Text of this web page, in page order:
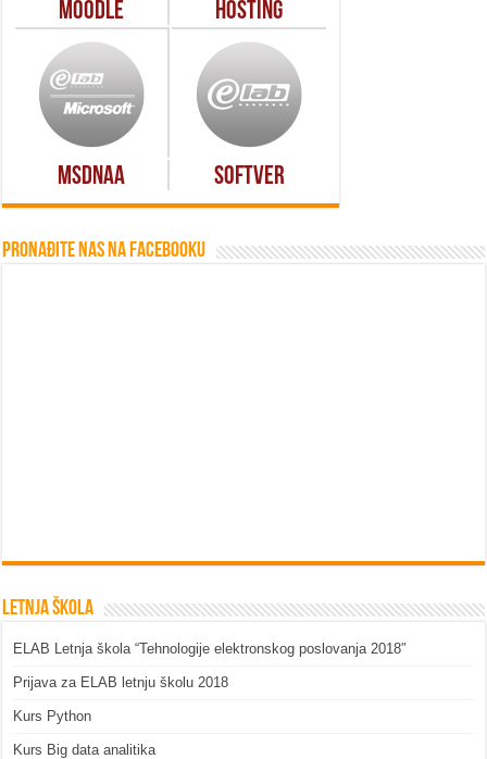
Moodle Hosting
MSDNAA Softver
Pronađite nas na Facebooku
Letnja škola
ELAB Letnja škola “Tehnologije elektronskog poslovanja 2018″
Prijava za ELAB letnju školu 2018
Kurs Python
Kurs Big data analitika